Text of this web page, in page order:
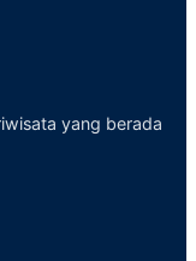
yang berada